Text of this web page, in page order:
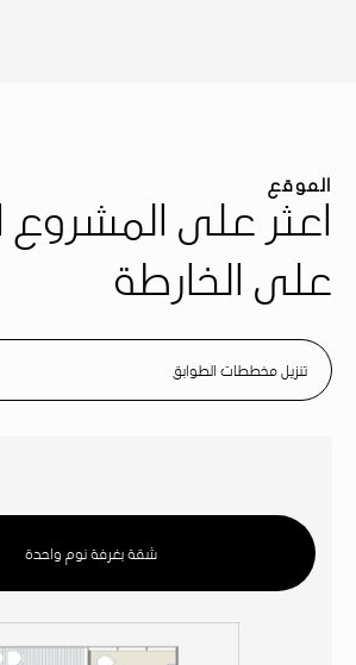
الموقع
اعثر على المشروع
على الخارطة
تنزيل مخططات الطوابق
شقة بغرفة نوم واحدة